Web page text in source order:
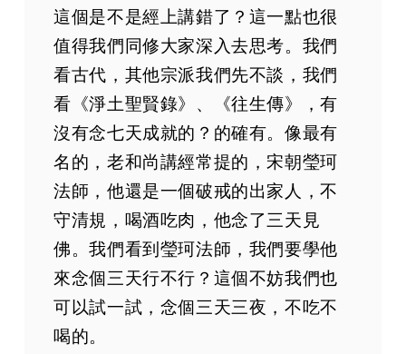
這個是不是經上講錯了？這一點也很
值得我們同修大家深入去思考。我們
看古代，其他宗派我們先不談，我們
看《淨土聖賢錄》、《往生傳》，有
沒有念七天成就的？的確有。像最有
名的，老和尚講經常提的，宋朝瑩珂
法師，他還是一個破戒的出家人，不
守清規，喝酒吃肉，他念了三天見
佛。我們看到瑩珂法師，我們要學他
來念個三天行不行？這個不妨我們也
可以試一試，念個三天三夜，不吃不
喝的。